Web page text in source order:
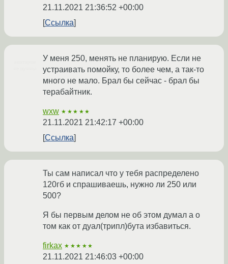
21.11.2021 21:36:52 +00:00
Ссылка
У меня 250, менять не планирую. Если не
устраивать помойку, то более чем, а так-то
много не мало. Брал бы сейчас - брал бы
терабайтник.
wxw ★★★★★
21.11.2021 21:42:17 +00:00
Ссылка
Ты сам написал что у тебя распределено
120гб и спрашиваешь, нужно ли 250 или
500?
Я бы первым делом не об этом думал а о
том как от дуал(трипл)бута избавиться.
firkax ★★★★★
21.11.2021 21:46:03 +00:00